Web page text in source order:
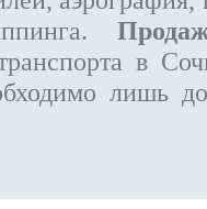
в
лишь